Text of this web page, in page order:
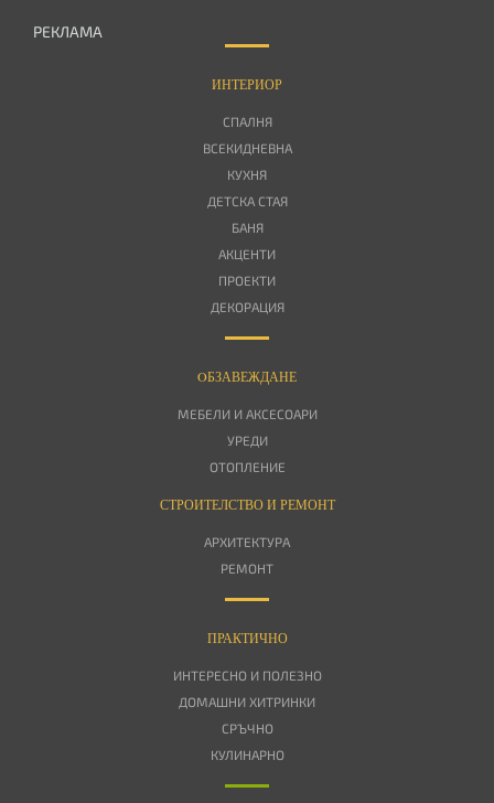
РЕКЛАМА
ИНТЕРИОР
СПАЛНЯ
ВСЕКИДНЕВНА
КУХНЯ
ДЕТСКА СТАЯ
БАНЯ
АКЦЕНТИ
ПРОЕКТИ
ДЕКОРАЦИЯ
OБЗАВЕЖДАНЕ
МЕБЕЛИ И АКСЕСОАРИ
УРЕДИ
ОТОПЛЕНИЕ
СТРОИТЕЛСТВО И РЕМОНТ
АРХИТЕКТУРА
РЕМОНТ
ПРАКТИЧНО
ИНТЕРЕСНО И ПОЛЕЗНО
ДОМАШНИ ХИТРИНКИ
СРЪЧНО
КУЛИНАРНО